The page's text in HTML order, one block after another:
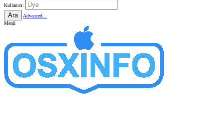
Kullanıcı:
Ara
Advanced...
Menü